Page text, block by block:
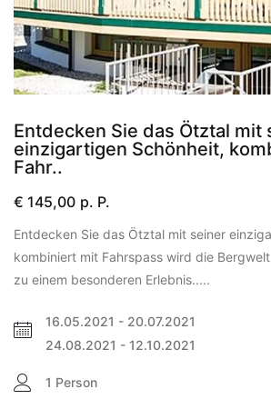
Entdecken Sie das Ötztal mit
einzigartigen Schönheit,
Fahr..
€ 145,00 p. P.
Entdecken Sie das Ötztal mit seiner
kombiniert mit Fahrspass wird die
zu einem besonderen Erlebnis.....
16.05.2021 - 20.07.2021
24.08.2021 - 12.10.2021
1 Person